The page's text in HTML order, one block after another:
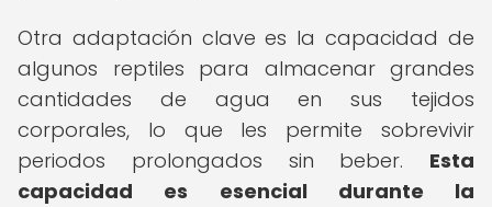
Otra adaptación clave es la capacidad de
algunos reptiles para almacenar grandes
cantidades de agua en sus tejidos
corporales, lo que les permite sobrevivir
periodos prolongados sin beber. Esta
capacidad es esencial durante la